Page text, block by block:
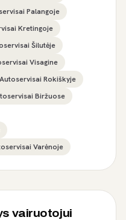
Palangoje
Kretingoje
Šilutėje
Visagine
Autoservisai Rokiškyje
Biržuose
Varėnoje
vairuotojui